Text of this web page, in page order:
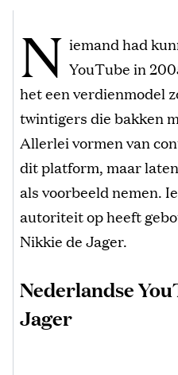
N iemand had
YouTube in
het een verdienmodel
twintigers die bakken
Allerlei vormen van
dit platform, maar
als voorbeeld nemen.
autoriteit op heeft
Nikkie de Jager.
Nederlandse
Jager